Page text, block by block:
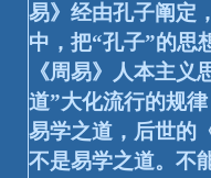
易》经由孔子阐定
中，把“孔子”的思
《周易》人本主
道”大化流行的规
易学之道，后世的
不是易学之道。不